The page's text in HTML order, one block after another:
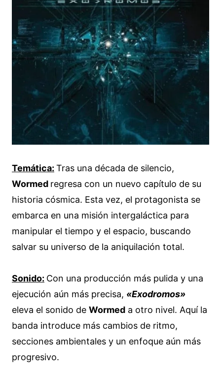
Temática: Tras una década de silencio,
Wormed regresa con un nuevo capítulo de su
historia cósmica. Esta vez, el protagonista se
embarca en una misión intergaláctica para
manipular el tiempo y el espacio, buscando
salvar su universo de la aniquilación total.
Sonido: Con una producción más pulida y una
ejecución aún más precisa, «Exodromos»
eleva el sonido de Wormed a otro nivel. Aquí la
banda introduce más cambios de ritmo,
secciones ambientales y un enfoque aún más
progresivo.